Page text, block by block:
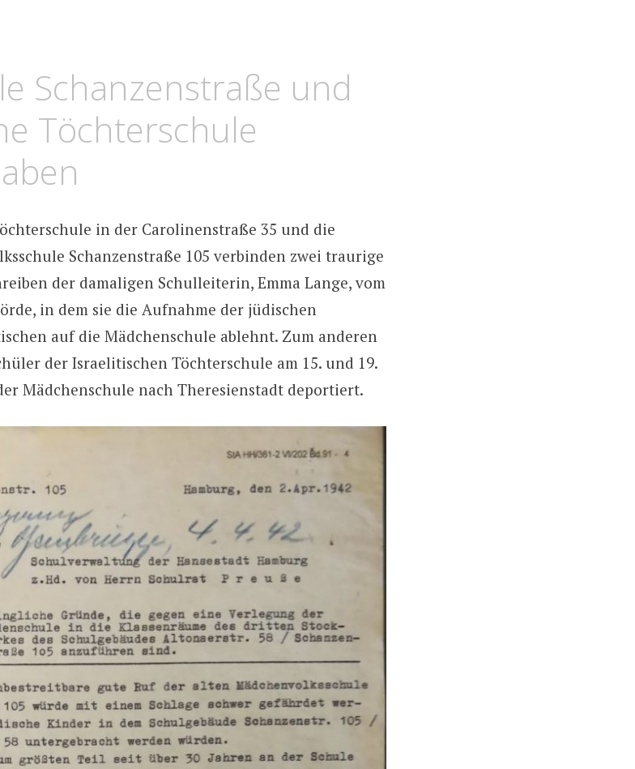
Schanzenstraße und
Töchterschule
in der Carolinenstraße 35 und die
Schanzenstraße 105 verbinden zwei traurige
der damaligen Schulleiterin, Emma Lange, vom
in dem sie die Aufnahme der jüdischen
auf die Mädchenschule ablehnt. Zum anderen
der Israelitischen Töchterschule am 15. und 19.
Mädchenschule nach Theresienstadt deportiert.